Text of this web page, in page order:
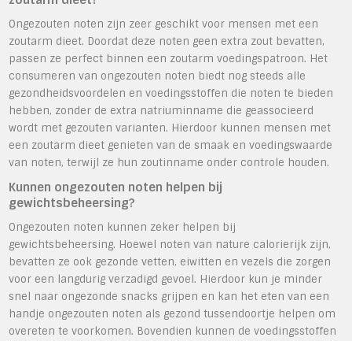
Ongezouten noten zijn zeer geschikt voor mensen met een
zoutarm dieet. Doordat deze noten geen extra zout bevatten,
passen ze perfect binnen een zoutarm voedingspatroon. Het
consumeren van ongezouten noten biedt nog steeds alle
gezondheidsvoordelen en voedingsstoffen die noten te bieden
hebben, zonder de extra natriuminname die geassocieerd
wordt met gezouten varianten. Hierdoor kunnen mensen met
een zoutarm dieet genieten van de smaak en voedingswaarde
van noten, terwijl ze hun zoutinname onder controle houden.
Kunnen ongezouten noten helpen bij
gewichtsbeheersing?
Ongezouten noten kunnen zeker helpen bij
gewichtsbeheersing. Hoewel noten van nature calorierijk zijn,
bevatten ze ook gezonde vetten, eiwitten en vezels die zorgen
voor een langdurig verzadigd gevoel. Hierdoor kun je minder
snel naar ongezonde snacks grijpen en kan het eten van een
handje ongezouten noten als gezond tussendoortje helpen om
overeten te voorkomen. Bovendien kunnen de voedingsstoffen